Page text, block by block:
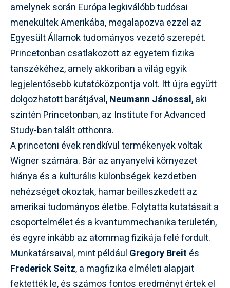
amelynek során Európa legkiválóbb tudósai
menekültek Amerikába, megalapozva ezzel az
Egyesült Államok tudományos vezető szerepét.
Princetonban csatlakozott az egyetem fizika
tanszékéhez, amely akkoriban a világ egyik
legjelentősebb kutatóközpontja volt. Itt újra együtt
dolgozhatott barátjával,Neumann Jánossal, aki
szintén Princetonban, az Institute for Advanced
Study-ban talált otthonra.
A princetoni évek rendkívül termékenyek voltak
Wigner számára. Bár az anyanyelvi környezet
hiánya és a kulturális különbségek kezdetben
nehézséget okoztak, hamar beilleszkedett az
amerikai tudományos életbe. Folytatta kutatásait a
csoportelmélet és a kvantummechanika területén,
és egyre inkább az atommag fizikája felé fordult.
Munkatársaival, mint például Gregory Breit és
Frederick Seitz, a magfizika elméleti alapjait
fektették le, és számos fontos eredményt értek el